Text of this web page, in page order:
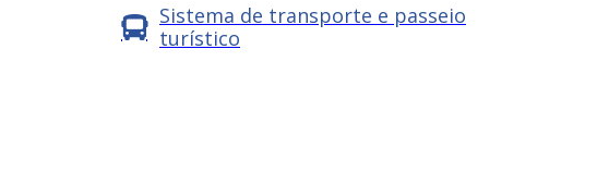
Sistema de transporte e passeio
turístico